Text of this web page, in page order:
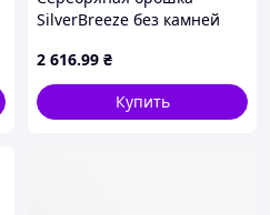
SilverBreeze без камней
2 616.99 ₴
Купить